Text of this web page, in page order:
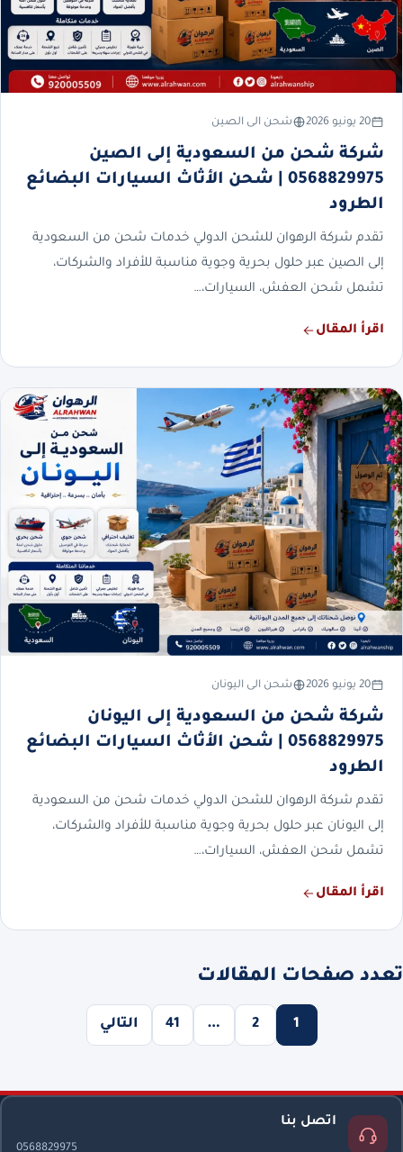
20 يونيو 2026 شحن الى الصين
شركة شحن من السعودية إلى الصين
0568829975 | شحن الأثاث السيارات البضائع
الطرود
تقدم شركة الرهوان للشحن الدولي خدمات شحن من السعودية
إلى الصين عبر حلول بحرية وجوية مناسبة للأفراد والشركات،
تشمل شحن العفش، السيارات،…
اقرأ المقال
20 يونيو 2026 شحن الى اليونان
شركة شحن من السعودية إلى اليونان
0568829975 | شحن الأثاث السيارات البضائع
الطرود
تقدم شركة الرهوان للشحن الدولي خدمات شحن من السعودية
إلى اليونان عبر حلول بحرية وجوية مناسبة للأفراد والشركات،
تشمل شحن العفش، السيارات،…
اقرأ المقال
تعدد صفحات المقالات
1
2
…
41 التالي
اتصل بنا
0568829975